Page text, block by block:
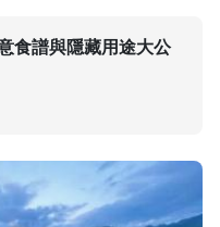
食譜與隱藏用途大公